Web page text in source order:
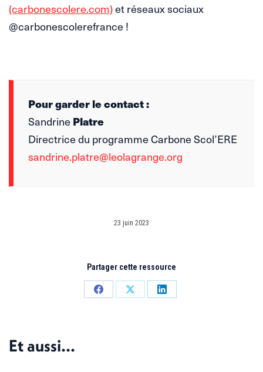
(carbonescolere.com)et réseaux sociaux
@carbonescolerefrance !
Pour garder le contact :
SandrinePlatre
Directrice du programme Carbone Scol’ERE
sandrine.platre@leolagrange.org
23 juin 2023
Partager cette ressource
PartagerPartagerPartager
Et aussi...